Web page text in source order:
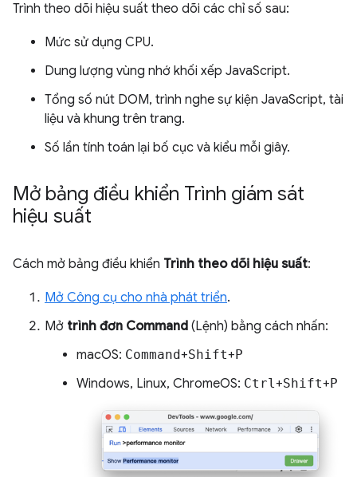
Trình theo dõi hiệu suất theo dõi các chỉ số sau:
Mức sử dụng CPU.
Dung lượng vùng nhớ khối xếp JavaScript.
Tổng số nút DOM, trình nghe sự kiện JavaScript, tài
liệu và khung trên trang.
Số lần tính toán lại bố cục và kiểu mỗi giây.
Mở bảng điều khiển Trình giám sát
hiệu suất
Cách mở bảng điều khiển Trình theo dõi hiệu suất:
Mở Công cụ cho nhà phát triển.
Mở trình đơn Command (Lệnh) bằng cách nhấn:
macOS: Command+Shift+P
Windows, Linux, ChromeOS: Ctrl+Shift+P